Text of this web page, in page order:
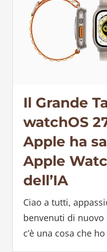
Il Grande
watchOS
Apple ha
Apple
dell’IA
Ciao a tutti,
benvenuti di nuovo
c’è una cosa che